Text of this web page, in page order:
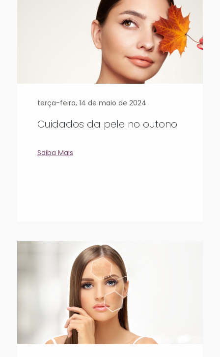
terça-feira, 14 de maio de 2024
Cuidados da pele no outono
Saiba Mais